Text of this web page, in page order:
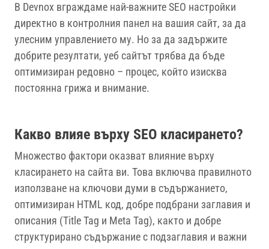
В Devnox вграждаме най-важните SEO настройки
директно в контролния панел на вашия сайт, за да
улесним управлението му. Но за да задържите
добрите резултати, уеб сайтът трябва да бъде
оптимизиран редовно – процес, който изисква
постоянна грижа и внимание.
Какво влияе върху SEO класирането?
Множество фактори оказват влияние върху
класирането на сайта ви. Това включва правилното
използване на ключови думи в съдържанието,
оптимизиран HTML код, добре подбрани заглавия и
описания (Title Tag и Meta Tag), както и добре
структурирано съдържание с подзаглавия и важни